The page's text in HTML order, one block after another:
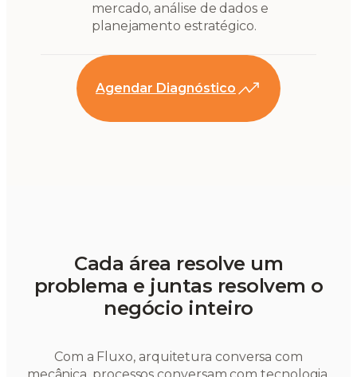
mercado, análise de dados e
planejamento estratégico.
Agendar Diagnóstico
Cada área resolve um
problema e juntas resolvem o
negócio inteiro
Com a Fluxo, arquitetura conversa com